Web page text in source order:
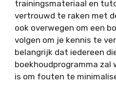
trainingsmateriaal en
vertrouwd te raken met
ook overwegen om een
volgen om je kennis te
belangrijk dat iedereen
boekhoudprogramma zal
is om fouten te